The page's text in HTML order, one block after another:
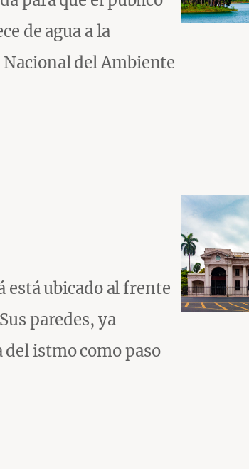
de agua a la
del Ambiente
está ubicado al frente
paredes, ya
istmo como paso